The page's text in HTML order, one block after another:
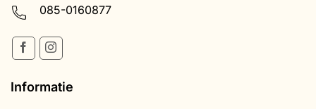
085-0160877
Informatie